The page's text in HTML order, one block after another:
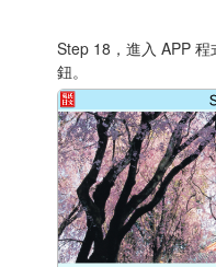
Step 18，進入 APP
鈕。